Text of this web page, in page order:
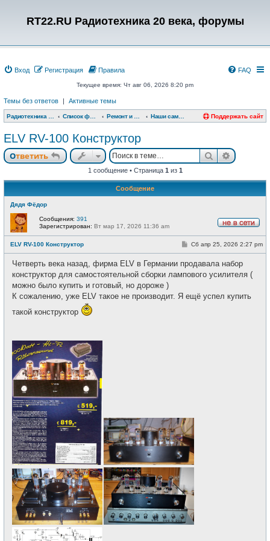
RT22.RU Радиотехника 20 века, форумы
Вход Регистрация FAQ
Правила
Текущее время: Чт авг 06, 2026 8:20 pm
Темы без ответов | Активные темы
Список форумов Наши самоделки Поддержать сайт
ELV RV-100 Конструктор
Ответить Поиск
1 сообщение • Страница 1 из 1
Сообщение
Дядя Фёдор
е
в
с
Сообщения: 391
Зарегистрирован: Вт мар 17, 2026 11:36 am
ELV RV-100 Конструктор
С
б
щ
и
Сб апр 25, 2026 2:27 pm
Четверть века назад, фирма ELV в Германии продавала набор
конструктор для самостоятельной сборки лампового усилителя (
можно было купить и готовый, но дороже )
К сожалению, уже ELV такое не производит. Я ещё успел купить
такой конструктор